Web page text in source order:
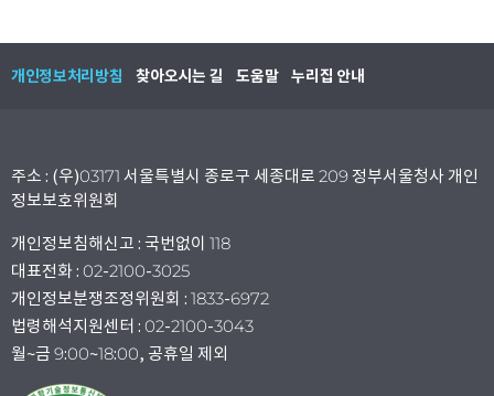
개인정보처리방침 찾아오시는 길 도움말 누리집 안내
주소 : (우)03171 서울특별시 종로구 세종대로 209 정부서울청사 개인
정보보호위원회
개인정보침해신고 : 국번없이 118
대표전화 : 02-2100-3025
개인정보분쟁조정위원회 : 1833-6972
법령해석지원센터 : 02-2100-3043
월~금 9:00~18:00, 공휴일 제외